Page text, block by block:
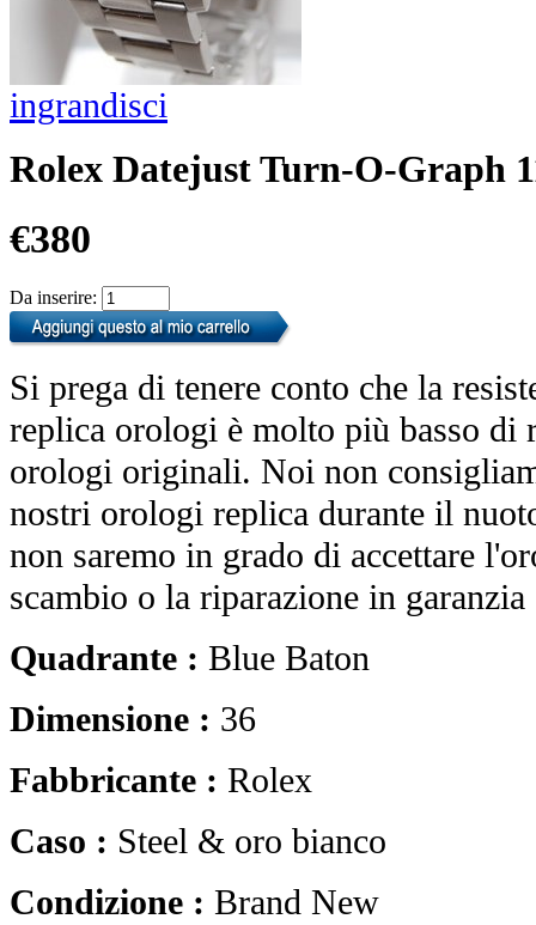
ingrandisci
Rolex Datejust Turn-O-Graph
€380
Da inserire:
Si prega di tenere conto che la
replica orologi è molto più basso di
orologi originali. Noi non
nostri orologi replica durante il
non saremo in grado di accettare
scambio o la riparazione in
Quadrante : Blue Baton
Dimensione : 36
Fabbricante : Rolex
Caso : Steel & oro bianco
Condizione : Brand New